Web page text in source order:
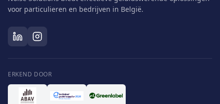
voor particulieren en bedrijven in België.
ERKEND DOOR